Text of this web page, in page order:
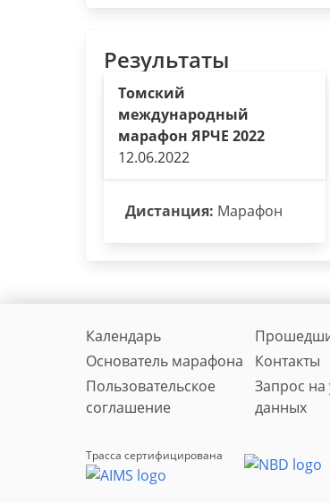
Результаты
Томский
международный
марафон ЯРЧЕ 2022
12.06.2022
Дистанция: Марафон
Календарь
Основатель марафона
Контакты
Пользовательское
соглашение
Запрос на
данных
Трасса сертифицирована